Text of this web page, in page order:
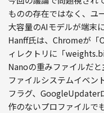
ものの存在ではなく、ユ
大容量のAIモデルが端末
Hanff氏は、Chromeが
ィレクトリに「
Nanoの重みファイルだ
ファイルシステムイベ
フラグ、GoogleUpdater
作のないプロファイルで